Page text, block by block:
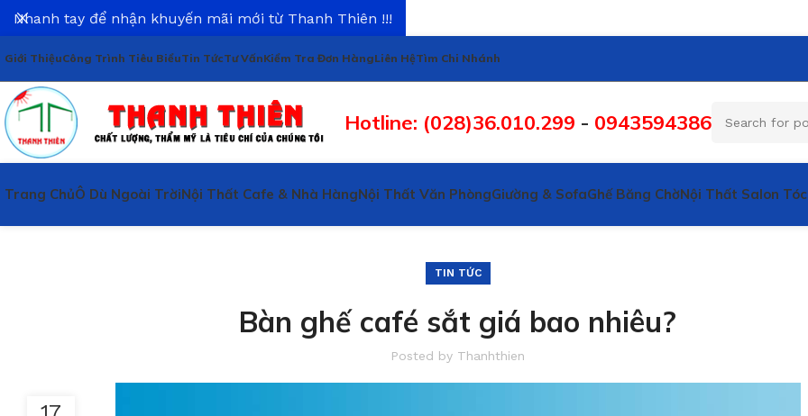
Giới ThiệuCông Trình Tiêu BiểuTin TứcTư VấnKiểm Tra Đơn HàngLiên HệTìm Chi Nhánh
Hotline: (028)36.010.299 - 0943594386
Trang ChủÔ Dù Ngoài TrờiNội Thất Cafe & Nhà HàngNội Thất Văn PhòngGiường & SofaGhế Băng ChờNội Thất Salon Tóc
TIN TỨC
Bàn ghế café sắt giá bao nhiêu?
Posted by Thanhthien
Nhanh tay để nhận khuyến mãi mới từ Thanh Thiên !!!